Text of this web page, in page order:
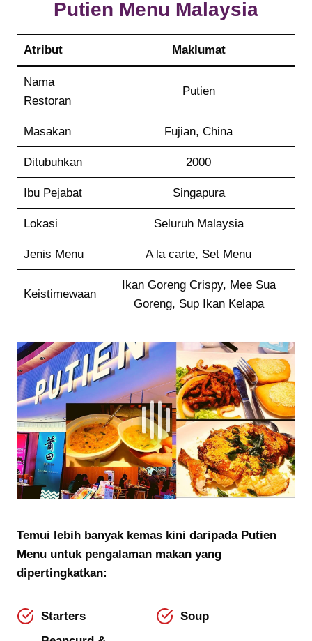
Putien Menu Malaysia
Atribut Maklumat
Nama
Restoran
Putien
Masakan Fujian, China
Ditubuhkan 2000
Ibu Pejabat Singapura
Lokasi Seluruh Malaysia
Jenis Menu A la carte, Set Menu
Keistimewaan
Ikan Goreng Crispy, Mee Sua
Goreng, Sup Ikan Kelapa
Temui lebih banyak kemas kini daripada Putien
Menu untuk pengalaman makan yang
dipertingkatkan:
Starters
Soup